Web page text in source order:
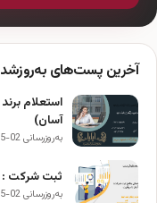
آخرین پست‌های
استعلام
آسان)
به‌روزرسانی 02-05-1405
ثبت شرکت :
به‌روزرسانی 02-05-1405